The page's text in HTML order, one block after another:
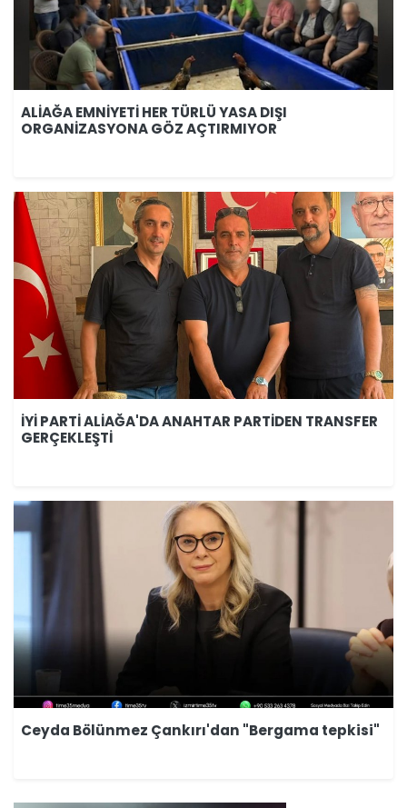
ALİAĞA EMNİYETİ HER TÜRLÜ YASA DIŞI
ORGANİZASYONA GÖZ AÇTIRMIYOR
İYİ PARTİ ALİAĞA'DA ANAHTAR PARTİDEN TRANSFER
GERÇEKLEŞTİ
Ceyda Bölünmez Çankırı'dan "Bergama tepkisi"